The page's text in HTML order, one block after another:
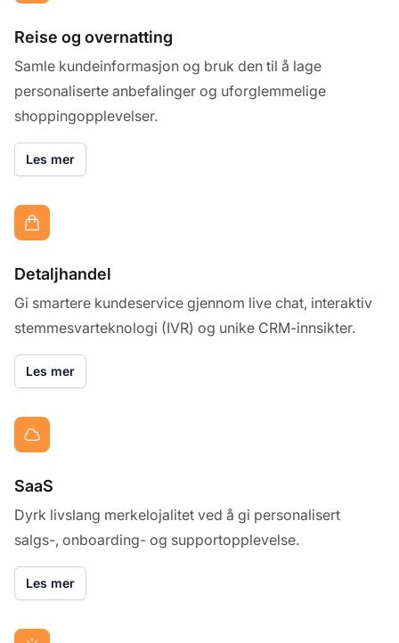
Reise og overnatting
Samle kundeinformasjon og bruk den til å lage
personaliserte anbefalinger og uforglemmelige
shoppingopplevelser.
Les mer
Detaljhandel
Gi smartere kundeservice gjennom live chat, interaktiv
stemmesvarteknologi (IVR) og unike CRM-innsikter.
Les mer
SaaS
Dyrk livslang merkelojalitet ved å gi personalisert
salgs-, onboarding- og supportopplevelse.
Les mer